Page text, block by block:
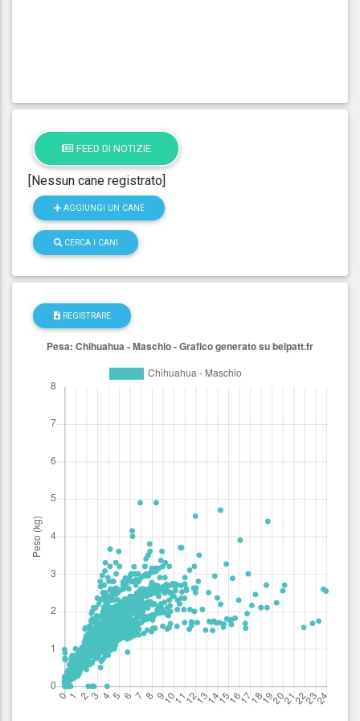
FEED DI NOTIZIE
[Nessun cane registrato]
AGGIUNGI UN CANE
CERCA I CANI
REGISTRARE